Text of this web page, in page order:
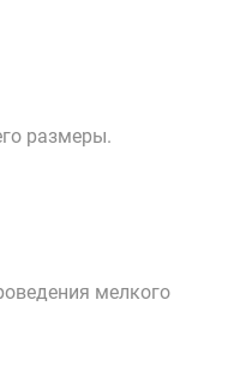
размеры.
мелкого